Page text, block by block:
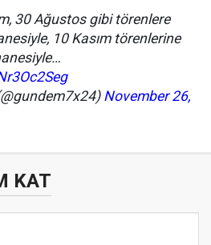
30 Ağustos gibi törenlere
10 Kasım törenlerine
November 26,
KAT